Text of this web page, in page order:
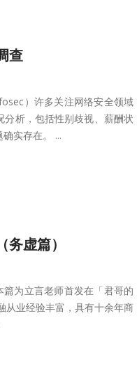
查
）许多关注网络安全领域
析，包括性别歧视、薪酬状
实存在。 ...
虚篇）
为立言老师首发在「君哥的
从业经验丰富，具有十余年商